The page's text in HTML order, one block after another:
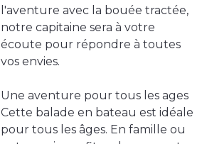
l'aventure avec la bouée tractée,
notre capitaine sera à votre
écoute pour répondre à toutes
vos envies.
Une aventure pour tous les ages
Cette balade en bateau est idéale
pour tous les âges. En famille ou